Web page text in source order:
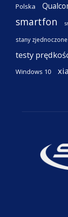
Polska
smartfon
stany zjednoczone
testy
Windows 10